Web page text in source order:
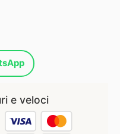
e veloci